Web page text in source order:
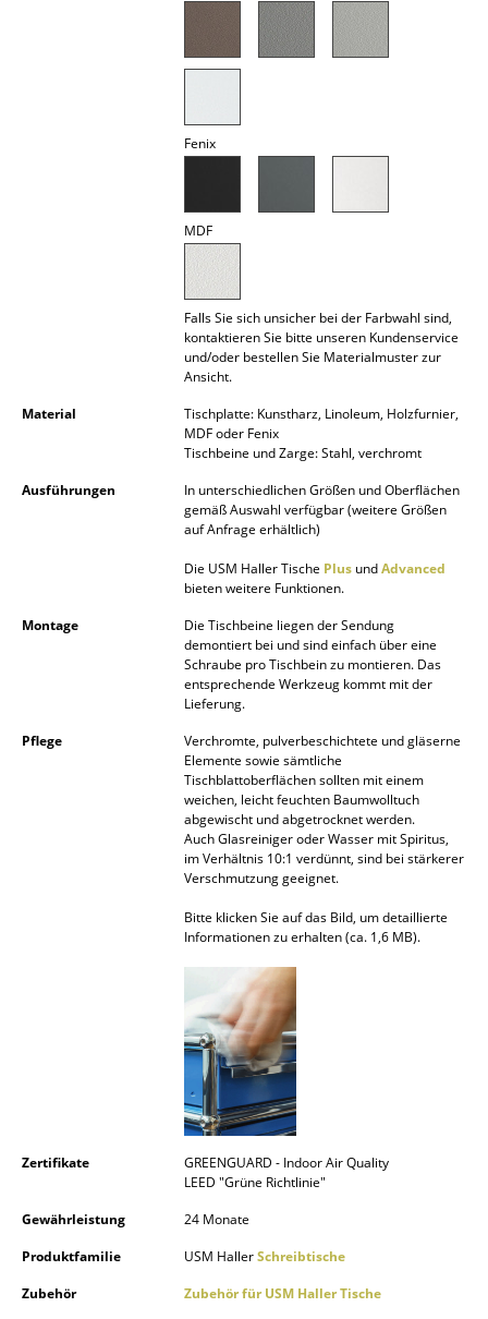
Figuren & Miniaturen
Tabletts
Aufbewahrungsboxen
Decken
... alle Accessoires
Diele
Badezimmer
Stauraum
Balkon & Garten
Fenix
MDF
Falls Sie sich unsicher bei der Farbwahl sind,
kontaktieren Sie bitte unseren Kundenservice
und/oder bestellen Sie Materialmuster zur
Ansicht.
Material
Tischplatte: Kunstharz, Linoleum, Holzfurnier,
MDF oder Fenix
Tischbeine und Zarge: Stahl, verchromt
Ausführungen
In unterschiedlichen Größen und Oberflächen
gemäß Auswahl verfügbar (weitere Größen
auf Anfrage erhältlich)
Die USM Haller Tische Plus undAdvanced
bieten weitere Funktionen.
Montage
Die Tischbeine liegen der Sendung
demontiert bei und sind einfach über eine
Schraube pro Tischbein zu montieren. Das
entsprechende Werkzeug kommt mit der
Lieferung.
Pflege
Verchromte, pulverbeschichtete und gläserne
Elemente sowie sämtliche
Tischblattoberflächen sollten mit einem
weichen, leicht feuchten Baumwolltuch
abgewischt und abgetrocknet werden.
Auch Glasreiniger oder Wasser mit Spiritus,
im Verhältnis 10:1 verdünnt, sind bei stärkerer
Verschmutzung geeignet.
Bitte klicken Sie auf das Bild, um detaillierte
Informationen zu erhalten (ca. 1,6 MB).
Zertifikate
GREENGUARD - Indoor Air Quality
LEED "Grüne Richtlinie"
Gewährleistung
24 Monate
Produktfamilie
USM HallerSchreibtische
Zubehör
Zubehör für USM Haller Tische